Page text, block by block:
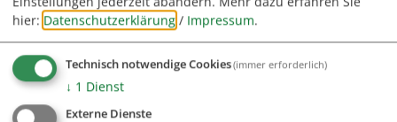
Telefon
Fax
hier: Datenschutzerklärung / Impressum.
Technisch notwendige Cookies(immer erforderlich)
↓ 1 Dienst
Externe Dienste